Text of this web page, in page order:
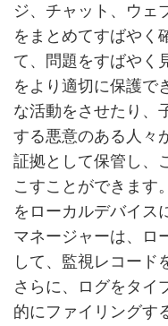
ジ、チャット、ウェ
をまとめてすばやく
て、問題をすばやく
をより適切に保護で
な活動をさせたり、
する悪意のある人々
証拠として保管し、
こすことができます
をローカルデバイス
マネージャーは、ロ
して、監視レコード
さらに、ログをタイ
的にファイリングす